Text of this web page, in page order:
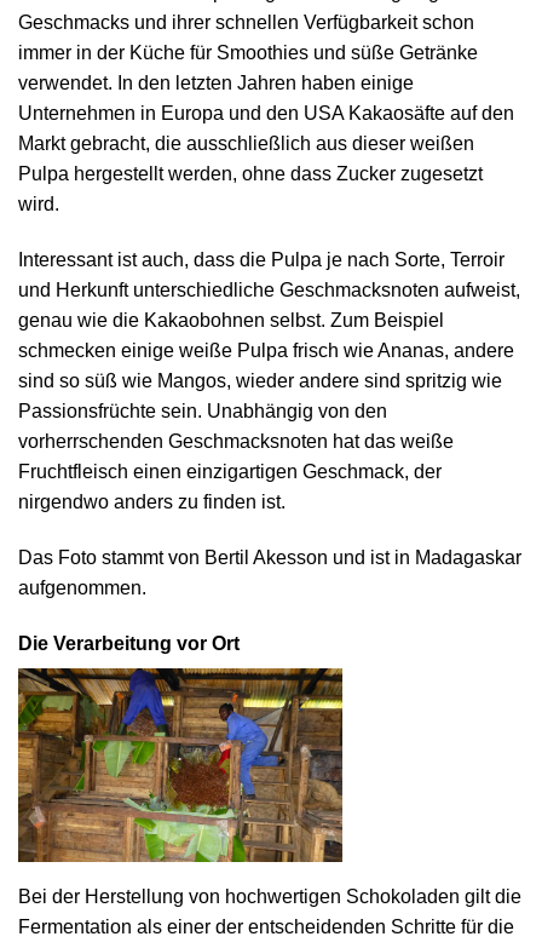
Geschmacks und ihrer schnellen Verfügbarkeit schon
immer in der Küche für Smoothies und süße Getränke
verwendet. In den letzten Jahren haben einige
Unternehmen in Europa und den USA Kakaosäfte auf den
Markt gebracht, die ausschließlich aus dieser weißen
Pulpa hergestellt werden, ohne dass Zucker zugesetzt
wird.
Interessant ist auch, dass die Pulpa je nach Sorte, Terroir
und Herkunft unterschiedliche Geschmacksnoten aufweist,
genau wie die Kakaobohnen selbst. Zum Beispiel
schmecken einige weiße Pulpa frisch wie Ananas, andere
sind so süß wie Mangos, wieder andere sind spritzig wie
Passionsfrüchte sein. Unabhängig von den
vorherrschenden Geschmacksnoten hat das weiße
Fruchtfleisch einen einzigartigen Geschmack, der
nirgendwo anders zu finden ist.
Das Foto stammt von Bertil Akesson und ist in Madagaskar
aufgenommen.
Die Verarbeitung vor Ort
Bei der Herstellung von hochwertigen Schokoladen gilt die
Fermentation als einer der entscheidenden Schritte für die